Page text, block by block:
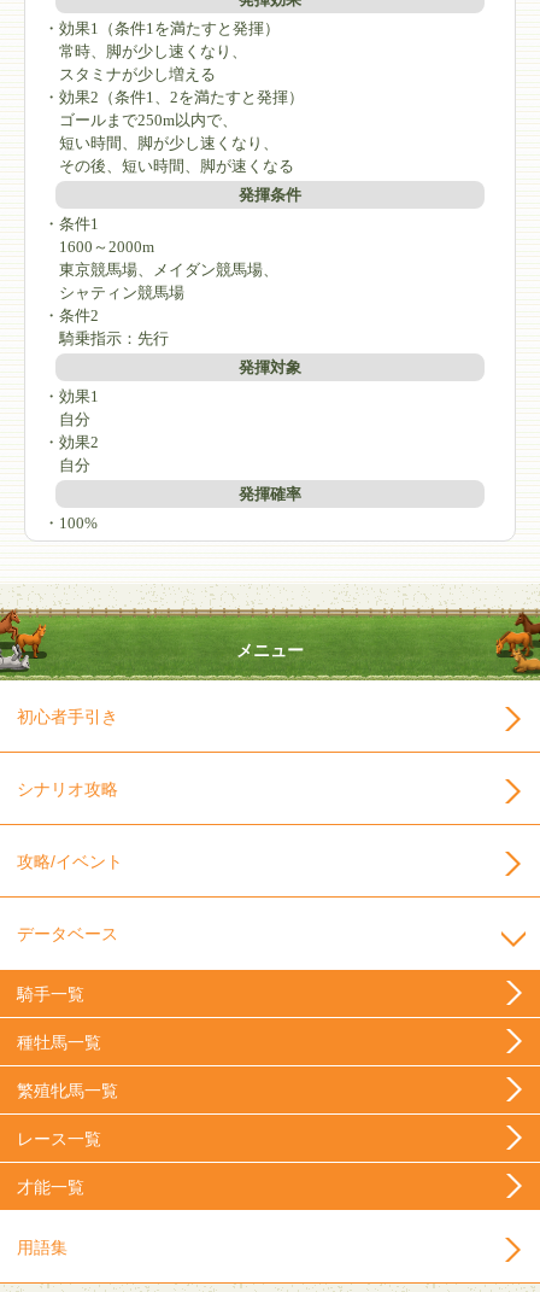
・効果1（条件1を満たすと発揮）
常時、脚が少し速くなり、
スタミナが少し増える
・効果2（条件1、2を満たすと発揮）
ゴールまで250m以内で、
短い時間、脚が少し速くなり、
その後、短い時間、脚が速くなる
発揮条件
・条件1
1600～2000m
東京競馬場、メイダン競馬場、
シャティン競馬場
・条件2
騎乗指示：先行
発揮対象
・効果1
自分
・効果2
自分
発揮確率
・100%
メニュー
初心者手引き
シナリオ攻略
攻略/イベント
データベース
騎手一覧
種牡馬一覧
繁殖牝馬一覧
レース一覧
才能一覧
用語集